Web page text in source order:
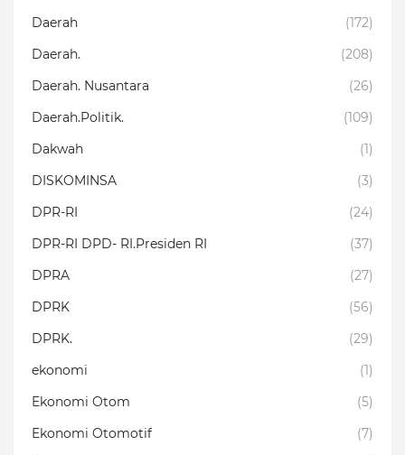
Daerah
(172)
Daerah.
(208)
Daerah. Nusantara
(26)
Daerah.Politik.
(109)
Dakwah
(1)
DISKOMINSA
(3)
DPR-RI
(24)
DPR-RI DPD- RI.Presiden RI
(37)
DPRA
(27)
DPRK
(56)
DPRK.
(29)
ekonomi
(1)
Ekonomi Otom
(5)
Ekonomi Otomotif
(7)